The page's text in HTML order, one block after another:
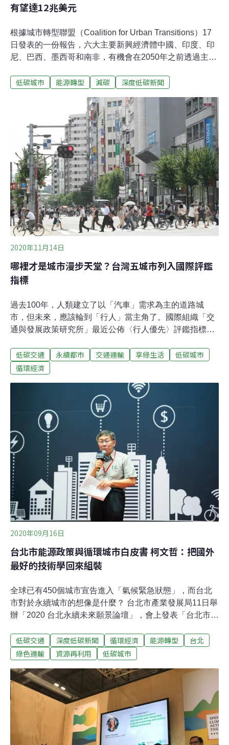
有望達12兆美元
根據城市轉型聯盟（Coalition for Urban Transitions）17
日發表的一份報告，六大主要新興經濟體中國、印度、印
尼、巴西、墨西哥和南非，有機會在2050年之前透過主要
排放量減少高達96％，同時省下12兆美元成本並創造百萬
《把握城市的機會（Seizing the Urban Opportunity）》這
份報告說明了城市作為國民經濟和生計引擎的重要作用。
今日武漢肺炎（COVID-19）大流行改變了人們在城市中
的生活方式，正好可藉此重新思考城市的角色，並投資於
城市的復甦。疫情使世界各地的經濟體和社區面臨經濟、
社會和氣候挑戰，城市和其中的貧困社群更是重災區。
低碳城市 能源轉型 減碳 深度低碳新聞
2020年11月14日
哪裡才是城市漫步天堂？台灣五城市列入國際評鑑
指標
過去100年，人類建立了以「汽車」需求為主的道路城
市，但未來，應該輪到「行人」當主角了。國際組織「交
通與發展政策研究所」最近公佈〈行人優先〉評鑑指標，
也有五座台灣城市被列入比較，成績如何呢？走在台灣城
市街頭，你內心應該常出現這句OS：「這路到底給不給人
行道的機車跟腳踏車、過個斑馬線都會被喇叭催、許多騎
樓和步行空間常被佔用。連身強體壯的成年人都覺得寸步
難行了，更何況推著嬰兒車的家長、或步履蹣跚的銀髮族
呢？長年推廣綠色交通的「交通與發展政策研究所」
(Institute for Transportation and Development Policy，簡
稱ITDP)，最近公佈〈行人優先〉（ Pedestrians First ）
報告，運用OpenStreetMap、OpenMobilityDat
低碳交通 永續都市 交通運輸 享綠生活
低碳城市
循環經濟
2020年09月16日
台北市能源政策與循環城市白皮書 柯文哲：把國外
最好的技術學回來組裝
全球已有450個城市宣告進入「氣候緊急狀態」，而台北
市對於永續城市的想像是什麼？ 台北市產業發展局11日舉
辦「2020 台北永續未來願景論壇」，會上發表「台北市能
低碳交通 深度低碳新聞 循環經濟 能源轉型
台北
綠色運輸
資源再利用 低碳城市